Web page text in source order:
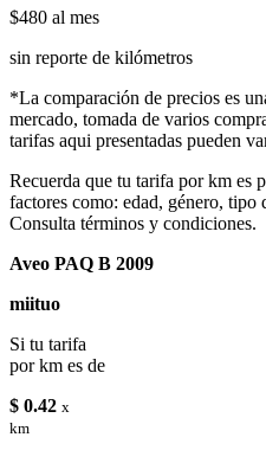
$480 al mes
sin reporte de kilómetros
*La comparación de precios es
mercado, tomada de varios
tarifas aqui presentadas pueden
Recuerda que tu tarifa por km es
factores como: edad, género, tipo
Consulta términos y condiciones.
Aveo PAQ B 2009
miituo
Si tu tarifa
por km es de
$ 0.42 x
km